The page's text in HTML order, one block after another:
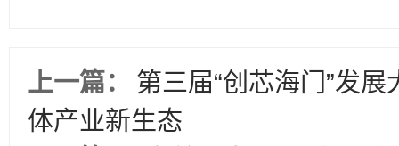
上一篇：
第三届“创芯海门”发
体产业新生态